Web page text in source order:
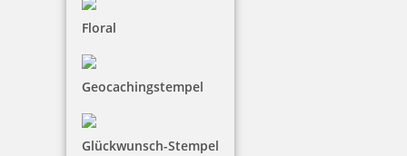
Floral
Geocachingstempel
Glückwunsch-Stempel
Jetzt gestalten